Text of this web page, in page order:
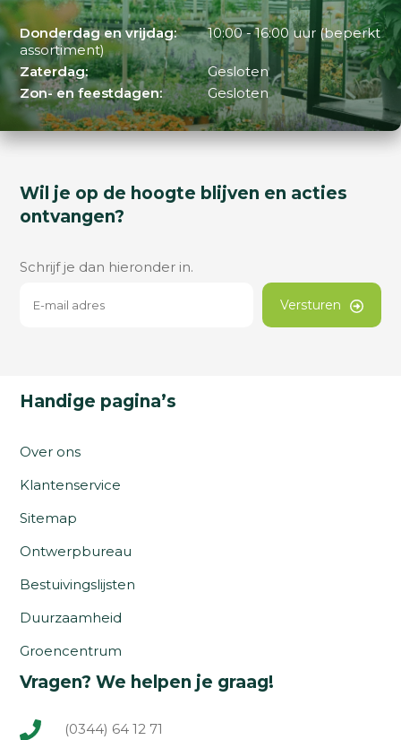
Donderdag en vrijdag:
10:00 - 16:00 uur (beperkt
assortiment)
Zaterdag:
Gesloten
Zon- en feestdagen:
Gesloten
Wil je op de hoogte blijven en acties
ontvangen?
Schrijf je dan hieronder in.
Versturen
Handige pagina’s
Over ons
Klantenservice
Sitemap
Ontwerpbureau
Bestuivingslijsten
Duurzaamheid
Groencentrum
Vragen? We helpen je graag!
(0344) 64 12 71